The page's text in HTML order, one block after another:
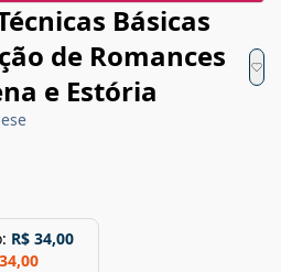
Básicas
de Romances
e Estória
R$ 34,00